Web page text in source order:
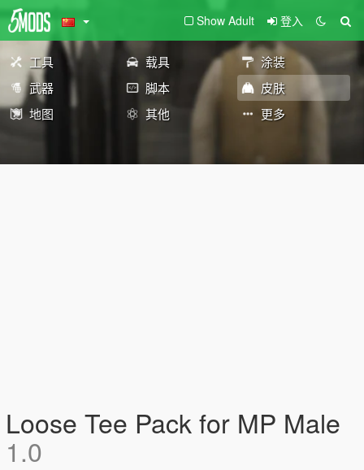
Show Adult 登入
工具 载具
涂装
武器
脚本
皮肤
地图
其他 更多
Loose Tee Pack for MP Male
1.0